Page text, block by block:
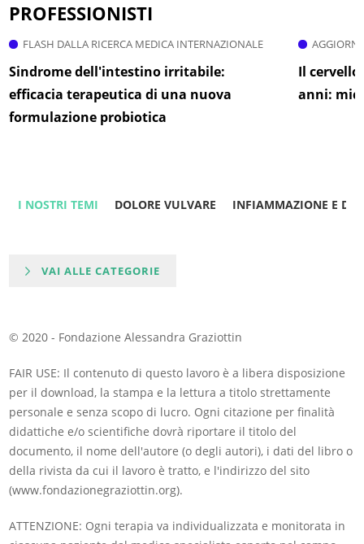
PROFESSIONISTI
FLASH DALLA RICERCA MEDICA INTERNAZIONALE
Sindrome dell'intestino irritabile:
efficacia terapeutica di una nuova
formulazione probiotica
Il cervello
anni:
I NOSTRI TEMI DOLORE VULVARE INFIAMMAZIONE E
VAI ALLE CATEGORIE
© 2020 - Fondazione Alessandra Graziottin
FAIR USE: Il contenuto di questo lavoro è a libera disposizione
per il download, la stampa e la lettura a titolo strettamente
personale e senza scopo di lucro. Ogni citazione per finalità
didattiche e/o scientifiche dovrà riportare il titolo del
documento, il nome dell'autore (o degli autori), i dati del libro o
della rivista da cui il lavoro è tratto, e l'indirizzo del sito
(www.fondazionegraziottin.org).
ATTENZIONE: Ogni terapia va individualizzata e monitorata in